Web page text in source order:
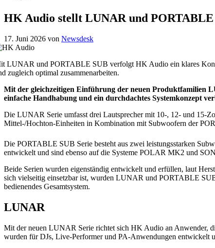
HK Audio stellt LUNAR und
17. Juni 2026 von Newsdesk
LUNAR und PORTABLE SUB verfolgt HK Audio ein klares
zugleich optimal zusammenarbeiten.
Mit der gleichzeitigen Einführung der neuen Produktfamilien
einfache Handhabung und ein durchdachtes Systemkonzept
Die LUNAR Serie umfasst drei Lautsprecher mit 10-, 12- und 15-
Mittel-/Hochton-Einheiten in Kombination mit Subwoofern der
Die PORTABLE SUB Serie besteht aus zwei leistungsstarken
entwickelt und sind ebenso auf die Systeme POLAR MK2 und
Beide Serien wurden eigenständig entwickelt und erfüllen, laut
sich vielseitig einsetzbar ist, wurden LUNAR und PORTABLE
bedienendes Gesamtsystem.
LUNAR
Mit der neuen LUNAR Serie richtet sich HK Audio an Anwender,
wurden für DJs, Live-Performer und PA-Anwendungen entwickelt